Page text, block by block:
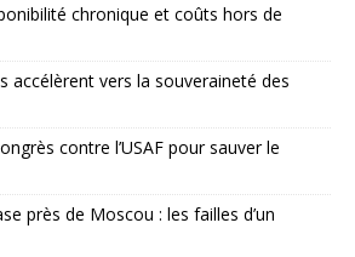
chronique et coûts hors de
accélèrent vers la souveraineté des
contre l’USAF pour sauver le
près de Moscou : les failles d’un